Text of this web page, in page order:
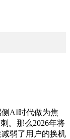
AI时代做为焦
。那么2026年将
弱了用户的换机